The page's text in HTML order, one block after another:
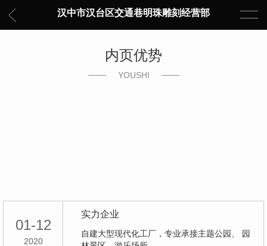
汉中市汉台区交通巷明珠雕刻经营部
内页优势
YOUSHI
01-12
2020
实力企业
自建大型现代化工厂，专业承接主题公园、 园